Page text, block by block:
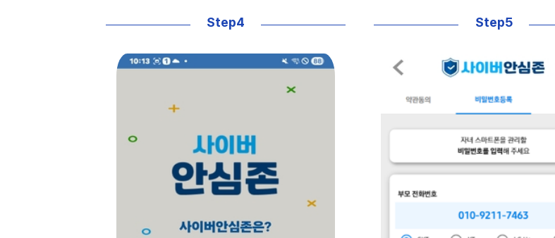
Step4 Step5